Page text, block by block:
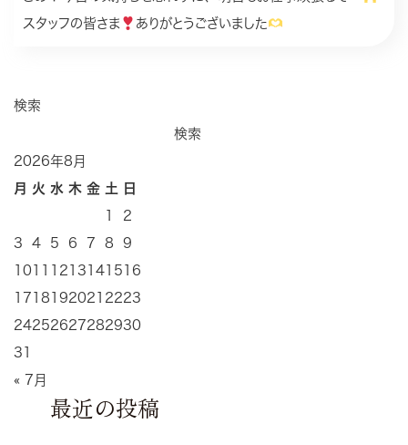
スタッフの皆さま
ありがとうございました
検索
検索
2026年8月
月
火 水 木 金 土
日
2
3
4 5 6 7 8
9
10
12 13 14 15 16
17 18 192021 2223
24252627282930
31
« 7月
最近の投稿